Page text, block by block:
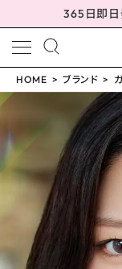
365日即日
meeting_room ログイン
HOME ブランド